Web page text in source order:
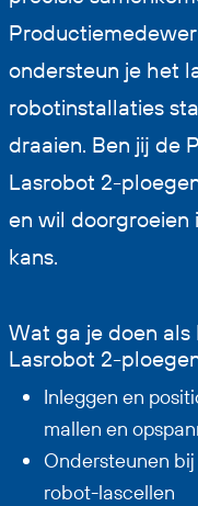
ondersteun je het
robotinstallaties
draaien. Ben jij de
Lasrobot 2-
en wil doorgroeien
kans.
Wat ga je doen
Lasrobot 2-
Inleggen en
mallen en
Ondersteunen
robot-lascellen